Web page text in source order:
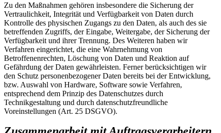
Zu den Maßnahmen gehören insbesondere die Sicherung der
Vertraulichkeit, Integrität und Verfügbarkeit von Daten durch
Kontrolle des physischen Zugangs zu den Daten, als auch des sie
betreffenden Zugriffs, der Eingabe, Weitergabe, der Sicherung der
Verfügbarkeit und ihrer Trennung. Des Weiteren haben wir
Verfahren eingerichtet, die eine Wahrnehmung von
Betroffenenrechten, Löschung von Daten und Reaktion auf
Gefährdung der Daten gewährleisten. Ferner berücksichtigen wir
den Schutz personenbezogener Daten bereits bei der Entwicklung,
bzw. Auswahl von Hardware, Software sowie Verfahren,
entsprechend dem Prinzip des Datenschutzes durch
Technikgestaltung und durch datenschutzfreundliche
Voreinstellungen (Art. 25 DSGVO).